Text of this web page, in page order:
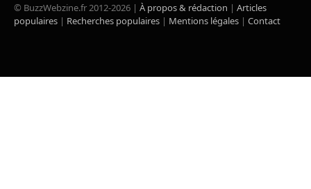
© BuzzWebzine.fr 2012-2026 | À propos & rédaction | Articles
populaires | Recherches populaires | Mentions légales | Contact